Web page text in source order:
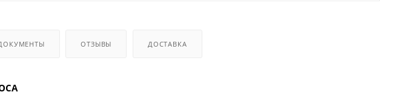
ОТЗЫВЫ ДОСТАВКА